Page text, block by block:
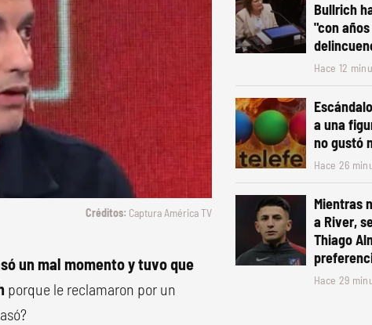
Captura América TV
un mal momento y tuvo que
porque le reclamaron por un
Bullrich
"con
Hace 12
a una
no gustó
Hace 26
Mientras
a River,
Thiago
Hace 29